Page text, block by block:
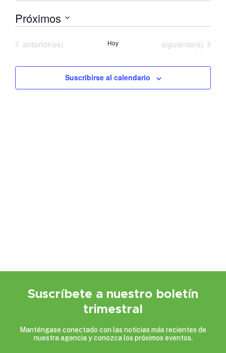
Próximos
fecha.
Eventos
anterior(es) Hoy Eventos
siguiente(s)
Suscribirse al calendario
Suscríbete a nuestro boletín
trimestral
Manténgase conectado con las noticias más recientes de
nuestra agencia y conozca los próximos eventos.